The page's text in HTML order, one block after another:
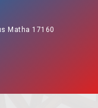
Matha 17160